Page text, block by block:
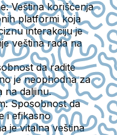
: Veština korišćenja
platformi koja
interakciju je
veština rada na
da radite
je neophodna za
na daljinu.
: Sposobnost da
i efikasno
je vitalna veština